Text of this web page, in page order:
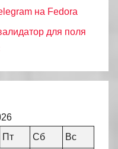
на Fedora
для поля
Пт Сб Вс